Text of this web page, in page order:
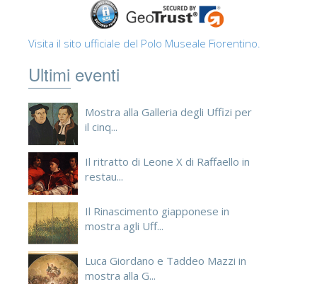
Visita il sito ufficiale del Polo Museale Fiorentino.
Ultimi eventi
Mostra alla Galleria degli Uffizi per
il cinq...
Il ritratto di Leone X di Raffaello in
restau...
Il Rinascimento giapponese in
mostra agli Uff...
Luca Giordano e Taddeo Mazzi in
mostra alla G...